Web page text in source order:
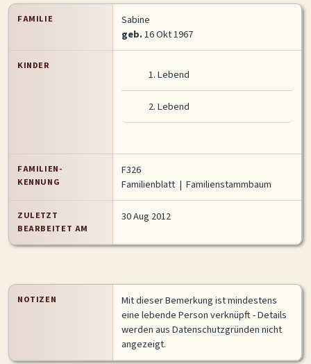
FAMILIE
Sabine
geb.16 Okt 1967
KINDER
1.Lebend
2.Lebend
FAMILIEN-
KENNUNG
F326
Familienblatt | Familienstammbaum
ZULETZT
BEARBEITET AM
30 Aug 2012
NOTIZEN
Mit dieser Bemerkung ist mindestens
eine lebende Person verknüpft - Details
werden aus Datenschutzgründen nicht
angezeigt.